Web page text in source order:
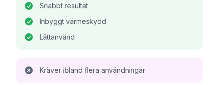
Snabbt resultat
Inbyggt värmeskydd
Lättanvänd
Kräver ibland flera användningar